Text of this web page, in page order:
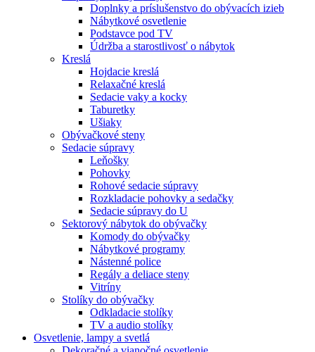
Doplnky a príslušenstvo do obývacích izieb
Nábytkové osvetlenie
Podstavce pod TV
Údržba a starostlivosť o nábytok
Kreslá
Hojdacie kreslá
Relaxačné kreslá
Sedacie vaky a kocky
Taburetky
Ušiaky
Obývačkové steny
Sedacie súpravy
Leňošky
Pohovky
Rohové sedacie súpravy
Rozkladacie pohovky a sedačky
Sedacie súpravy do U
Sektorový nábytok do obývačky
Komody do obývačky
Nábytkové programy
Nástenné police
Regály a deliace steny
Vitríny
Stolíky do obývačky
Odkladacie stolíky
TV a audio stolíky
Osvetlenie, lampy a svetlá